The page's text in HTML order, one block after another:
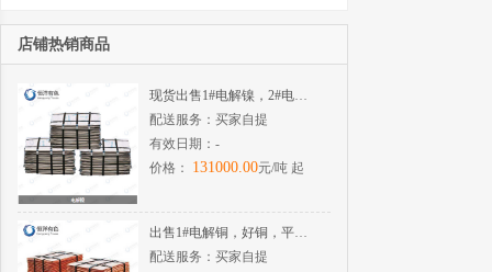
店铺热销商品
现货出售1#电解镍，2#电解镍
配送服务： 买家自提
有效日期： -
价格： 131000.00元/吨 起
出售1#电解铜，好铜，平水铜
配送服务： 买家自提